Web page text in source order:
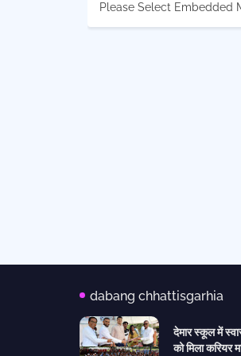
Please Select Embedded
dabang chhattisgarhia
देमार स्कूल में
को मिला करियर